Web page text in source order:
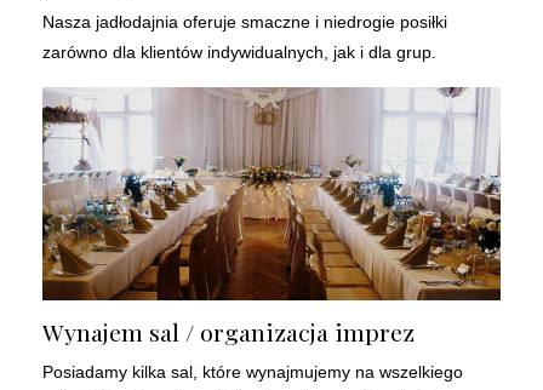
Nasza jadłodajnia oferuje smaczne i niedrogie posiłki
zarówno dla klientów indywidualnych, jak i dla grup.
Wynajem sal / organizacja imprez
Posiadamy kilka sal, które wynajmujemy na wszelkiego